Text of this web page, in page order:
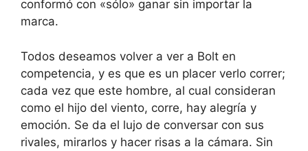
conformó con «sólo» ganar sin importar la
marca.
Todos deseamos volver a ver a Bolt en
competencia, y es que es un placer verlo correr;
cada vez que este hombre, al cual consideran
como el hijo del viento, corre, hay alegría y
emoción. Se da el lujo de conversar con sus
rivales, mirarlos y hacer risas a la cámara. Sin